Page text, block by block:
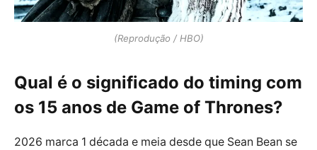
(Reprodução / HBO)
Qual é o significado do timing com
os 15 anos de Game of Thrones?
2026 marca 1 década e meia desde que Sean Bean se